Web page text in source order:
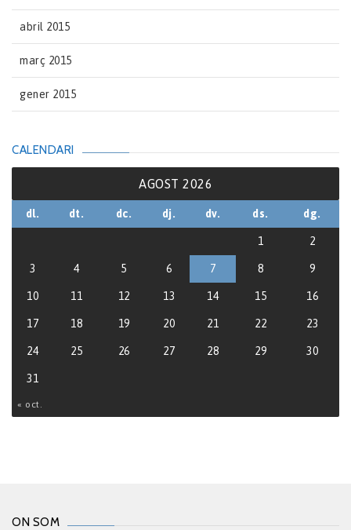
abril 2015
març 2015
gener 2015
CALENDARI
AGOST 2026
dl. dt. dc. dj. dv. ds. dg.
« oct.
1 2
3 4 5 6 7 8 9
10 11 12 13 14 15 16
17 18 19 20 21 22 23
24 25 26 27 28 29 30
31
ON SOM